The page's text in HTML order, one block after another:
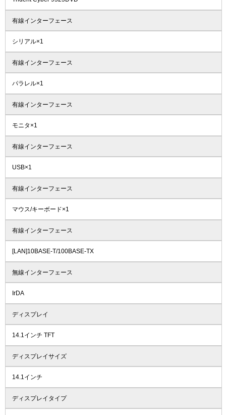
有線インターフェース
シリアル×1
有線インターフェース
パラレル×1
有線インターフェース
モニタ×1
有線インターフェース
USB×1
有線インターフェース
マウス/キーボード×1
有線インターフェース
[LAN]10BASE-T/100BASE-TX
無線インターフェース
IrDA
ディスプレイ
14.1インチ TFT
ディスプレイサイズ
14.1インチ
ディスプレイタイプ